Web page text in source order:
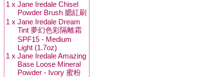
1 x Jane Iredale Chisel
Powder Brush 腮紅刷
1 x Jane Iredale Dream
Tint 夢幻色彩隔離霜
SPF15 - Medium
Light (1.7oz)
1 x Jane Iredale Amazing
Base Loose Mineral
Powder - Ivory 蜜粉